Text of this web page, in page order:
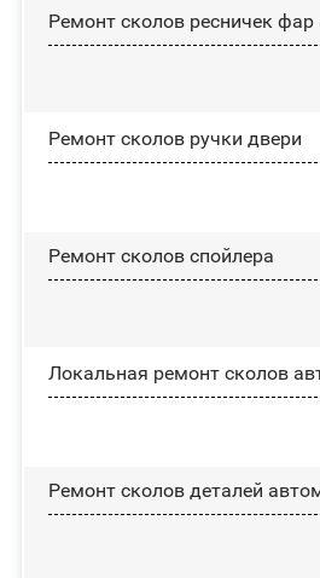
Ремонт сколов ресничек
Ремонт сколов ручки двери
Ремонт сколов спойлера
Локальная ремонт сколов
Ремонт сколов деталей